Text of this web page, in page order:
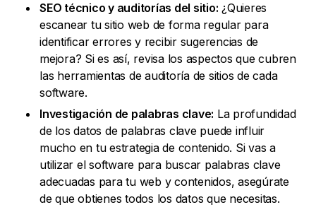
SEO técnico y auditorías del sitio: ¿Quieres
escanear tu sitio web de forma regular para
identificar errores y recibir sugerencias de
mejora? Si es así, revisa los aspectos que cubren
las herramientas de auditoría de sitios de cada
software.
Investigación de palabras clave: La profundidad
de los datos de palabras clave puede influir
mucho en tu estrategia de contenido. Si vas a
utilizar el software para buscar palabras clave
adecuadas para tu web y contenidos, asegúrate
de que obtienes todos los datos que necesitas.